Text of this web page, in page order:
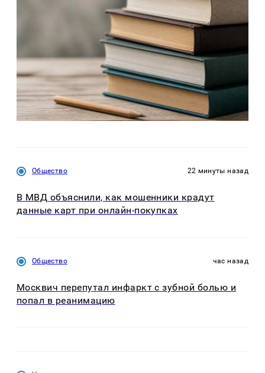
Общество 22 минуты назад
В МВД объяснили, как мошенники крадут
данные карт при онлайн-покупках
Общество час назад
Москвич перепутал инфаркт с зубной болью и
попал в реанимацию